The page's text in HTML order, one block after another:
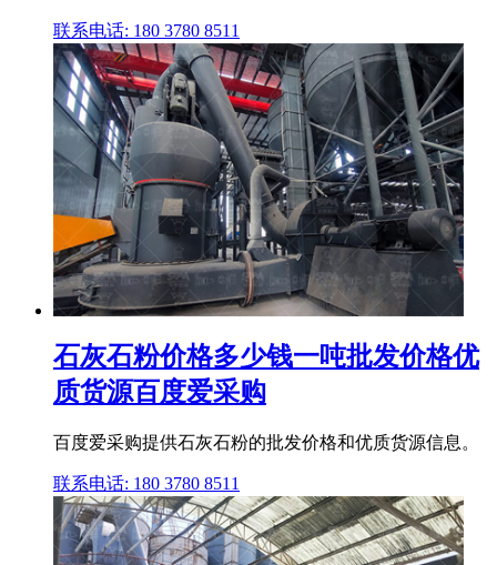
联系电话: 180 3780 8511
石灰石粉价格多少钱一吨批发价格优
质货源百度爱采购
百度爱采购提供石灰石粉的批发价格和优质货源信息。
联系电话: 180 3780 8511